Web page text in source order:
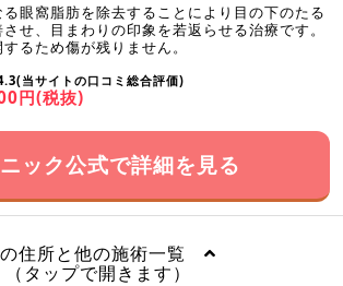
る眼窩脂肪を除去することにより目の下のたる
せ、目まわりの印象を若返らせる治療です。
るため傷が残りません。
当サイトの口コミ総合評価)
円(税抜)
ック公式で詳細を見る
住所と他の施術一覧
（タップで開きます）